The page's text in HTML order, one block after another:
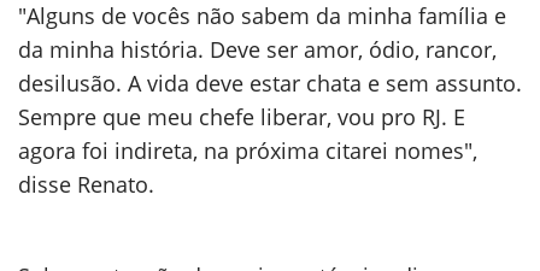
"Alguns de vocês não sabem da minha família e
da minha história. Deve ser amor, ódio, rancor,
desilusão. A vida deve estar chata e sem assunto.
Sempre que meu chefe liberar, vou pro RJ. E
agora foi indireta, na próxima citarei nomes",
disse Renato.